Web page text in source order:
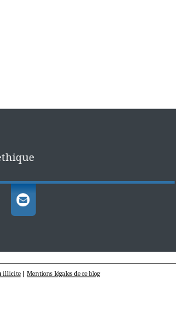
illicite | Mentions légales de ce blog